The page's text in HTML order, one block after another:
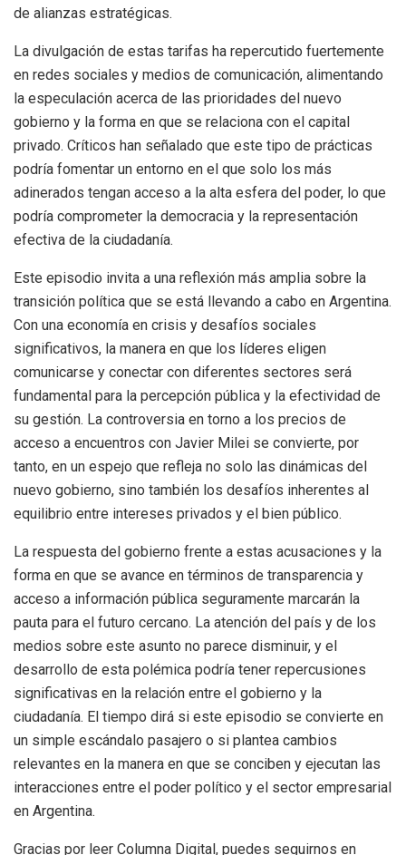
de alianzas estratégicas.
La divulgación de estas tarifas ha repercutido fuertemente
en redes sociales y medios de comunicación, alimentando
la especulación acerca de las prioridades del nuevo
gobierno y la forma en que se relaciona con el capital
privado. Críticos han señalado que este tipo de prácticas
podría fomentar un entorno en el que solo los más
adinerados tengan acceso a la alta esfera del poder, lo que
podría comprometer la democracia y la representación
efectiva de la ciudadanía.
Este episodio invita a una reflexión más amplia sobre la
transición política que se está llevando a cabo en Argentina.
Con una economía en crisis y desafíos sociales
significativos, la manera en que los líderes eligen
comunicarse y conectar con diferentes sectores será
fundamental para la percepción pública y la efectividad de
su gestión. La controversia en torno a los precios de
acceso a encuentros con Javier Milei se convierte, por
tanto, en un espejo que refleja no solo las dinámicas del
nuevo gobierno, sino también los desafíos inherentes al
equilibrio entre intereses privados y el bien público.
La respuesta del gobierno frente a estas acusaciones y la
forma en que se avance en términos de transparencia y
acceso a información pública seguramente marcarán la
pauta para el futuro cercano. La atención del país y de los
medios sobre este asunto no parece disminuir, y el
desarrollo de esta polémica podría tener repercusiones
significativas en la relación entre el gobierno y la
ciudadanía. El tiempo dirá si este episodio se convierte en
un simple escándalo pasajero o si plantea cambios
relevantes en la manera en que se conciben y ejecutan las
interacciones entre el poder político y el sector empresarial
en Argentina.
Gracias por leer Columna Digital, puedes seguirnos en